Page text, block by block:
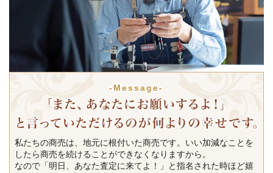
-Message-
私たちの商売は、地元に根付いた商売です。いい加減なことを
したら商売を続けることができなくなりますから。
なので「明日、あなた査定に来てよ！」と指名された時ほど嬉